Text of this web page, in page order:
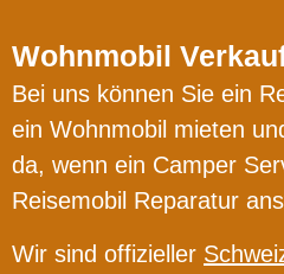
Wohnmobil
Bei uns können Sie ein
ein Wohnmobil mieten
da, wenn ein Camper
Reisemobil Reparatur
Wir sind offizieller